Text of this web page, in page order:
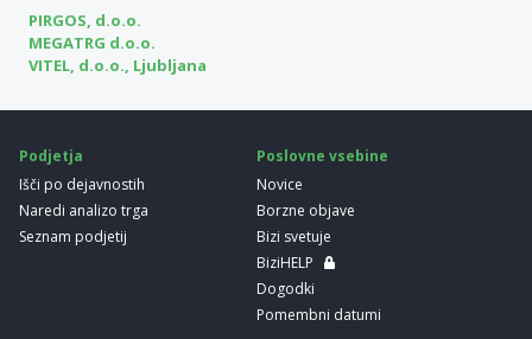
PIRGOS, d.o.o.
MEGATRG d.o.o.
VITEL, d.o.o., Ljubljana
Podjetja
Išči po dejavnostih
Naredi analizo trga
Seznam podjetij
Poslovne vsebine
Novice
Borzne objave
Bizi svetuje
BiziHELP
Dogodki
Pomembni datumi